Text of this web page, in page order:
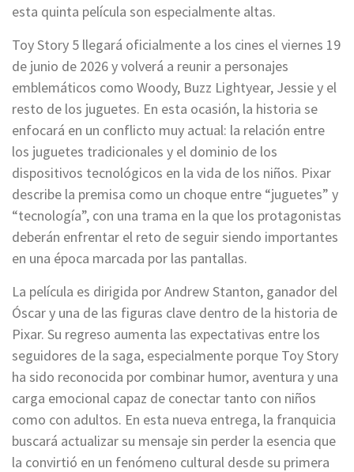
esta quinta película son especialmente altas.
Toy Story 5 llegará oficialmente a los cines el viernes 19
de junio de 2026 y volverá a reunir a personajes
emblemáticos como Woody, Buzz Lightyear, Jessie y el
resto de los juguetes. En esta ocasión, la historia se
enfocará en un conflicto muy actual: la relación entre
los juguetes tradicionales y el dominio de los
dispositivos tecnológicos en la vida de los niños. Pixar
describe la premisa como un choque entre “juguetes” y
“tecnología”, con una trama en la que los protagonistas
deberán enfrentar el reto de seguir siendo importantes
en una época marcada por las pantallas.
La película es dirigida por Andrew Stanton, ganador del
Óscar y una de las figuras clave dentro de la historia de
Pixar. Su regreso aumenta las expectativas entre los
seguidores de la saga, especialmente porque Toy Story
ha sido reconocida por combinar humor, aventura y una
carga emocional capaz de conectar tanto con niños
como con adultos. En esta nueva entrega, la franquicia
buscará actualizar su mensaje sin perder la esencia que
la convirtió en un fenómeno cultural desde su primera